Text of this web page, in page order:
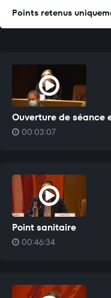
Points retenus
Ouverture de séance
00:03:07
Point sanitaire
00:46:34